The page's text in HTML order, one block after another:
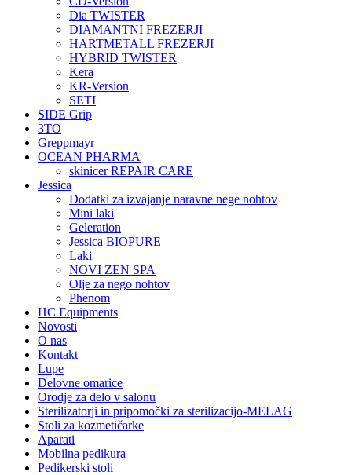
Dia TWISTER
DIAMANTNI FREZERJI
HARTMETALL FREZERJI
HYBRID TWISTER
Kera
KR-Version
SETI
SIDE Grip
3TO
Greppmayr
OCEAN PHARMA
skinicer REPAIR CARE
Jessica
Dodatki za izvajanje naravne nege nohtov
Mini laki
Geleration
Jessica BIOPURE
Laki
NOVI ZEN SPA
Olje za nego nohtov
Phenom
HC Equipments
Novosti
O nas
Kontakt
Lupe
Delovne omarice
Orodje za delo v salonu
Sterilizatorji in pripomočki za sterilizacijo-MELAG
Stoli za kozmetičarke
Aparati
Mobilna pedikura
Pedikerski stoli